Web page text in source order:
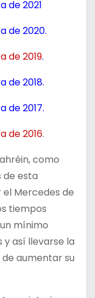
de 2021
de 2020.
de 2019.
de 2018.
de 2017.
de 2016.
como
esta
Mercedes de
tiempos
mínimo
y así llevarse la
aumentar su